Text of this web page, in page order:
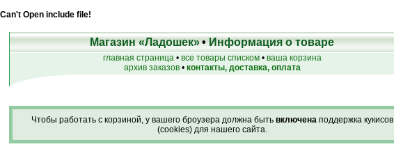
Can't Open include file!
Магазин «Ладошек»•Информация о товаре
главная страница• все товары списком• ваша корзина
архив заказов• контакты, доставка, оплата
Чтобы работать с корзиной, у вашего броузера должна быть включенаподдержка кукисов
(cookies) для нашего сайта.